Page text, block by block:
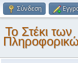
Σύνδεση
Το Στέκι των